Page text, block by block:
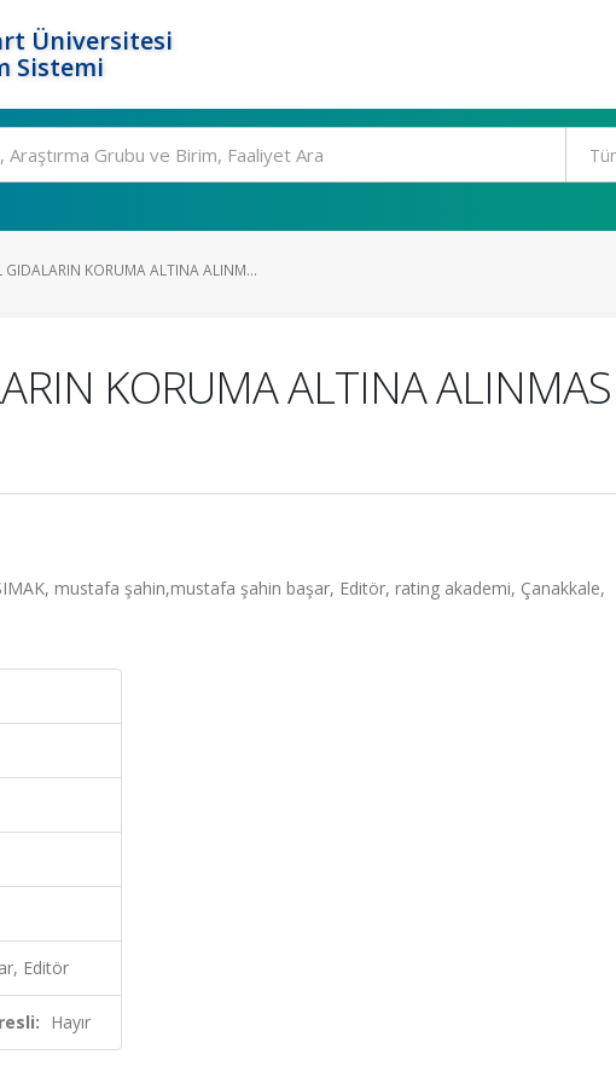
Üniversitesi
Sistemi
GIDALARIN KORUMA ALTINA ALINM...
KORUMA ALTINA
mustafa şahin,mustafa şahin başar, Editör, rating akademi, Çanakkale,
Editör
Hayır